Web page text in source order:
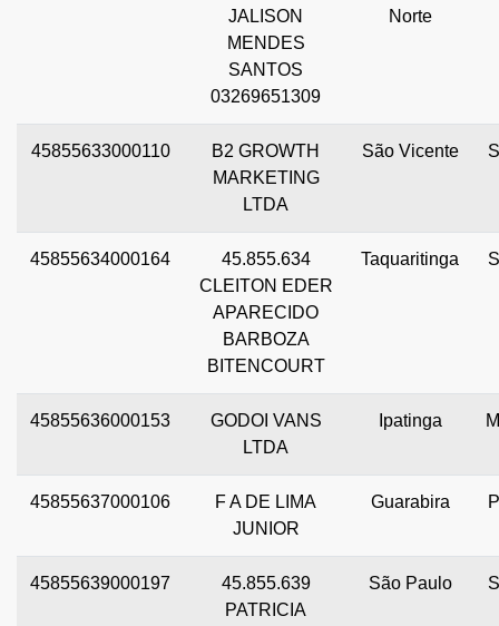
JALISON
MENDES
SANTOS
03269651309
Norte
45855633000110
B2 GROWTH
MARKETING
LTDA
São Vicente
45855634000164
45.855.634
CLEITON EDER
APARECIDO
BARBOZA
BITENCOURT
Taquaritinga
45855636000153
GODOI VANS
LTDA
Ipatinga
45855637000106
F A DE LIMA
JUNIOR
Guarabira
45855639000197
45.855.639
PATRICIA
São Paulo